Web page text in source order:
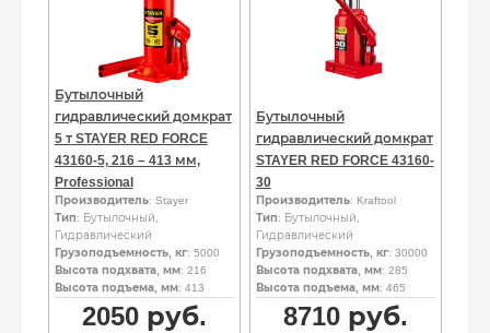
Бутылочный
гидравлический домкрат
5 т STAYER RED FORCE
43160-5, 216 – 413 мм,
Professional
Производитель: Stayer
Тип: Бутылочный,
Гидравлический
Грузоподъемность, кг: 5000
Высота подхвата, мм: 216
Высота подъема, мм: 413
2050руб.
Бутылочный
гидравлический домкрат
STAYER RED FORCE 43160-
30
Производитель: Kraftool
Тип: Бутылочный,
Гидравлический
Грузоподъемность, кг: 30000
Высота подхвата, мм: 285
Высота подъема, мм: 465
8710руб.